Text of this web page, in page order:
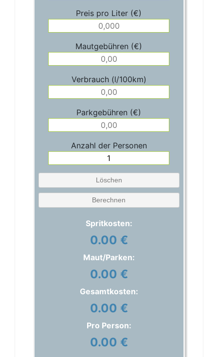
Preis pro Liter (€)
Mautgebühren (€)
Verbrauch (l/100km)
Parkgebühren (€)
Anzahl der Personen
Löschen
Berechnen
Spritkosten:
0.00 €
Maut/Parken:
0.00 €
Gesamtkosten:
0.00 €
Pro Person:
0.00 €